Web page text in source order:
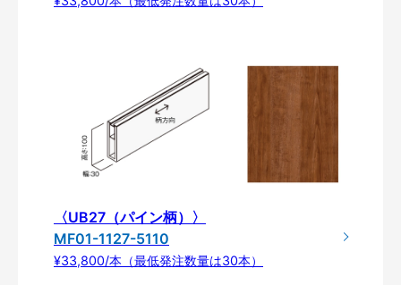
〈UB27（パイン柄）〉
MF01-1127-5110
¥33,800/本（最低発注数量は30本）